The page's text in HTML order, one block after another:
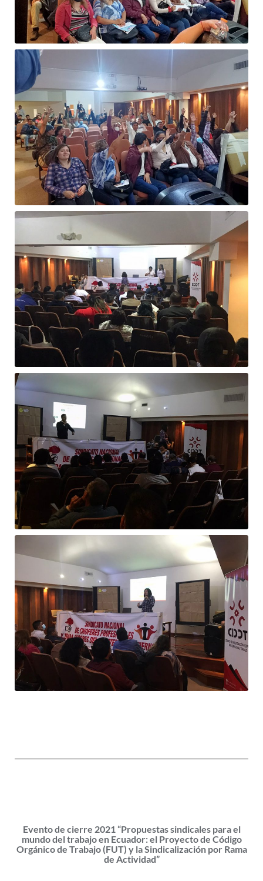
Evento de cierre 2021 “Propuestas sindicales para el
mundo del trabajo en Ecuador: el Proyecto de Código
Orgánico de Trabajo (FUT) y la Sindicalización por Rama
de Actividad”